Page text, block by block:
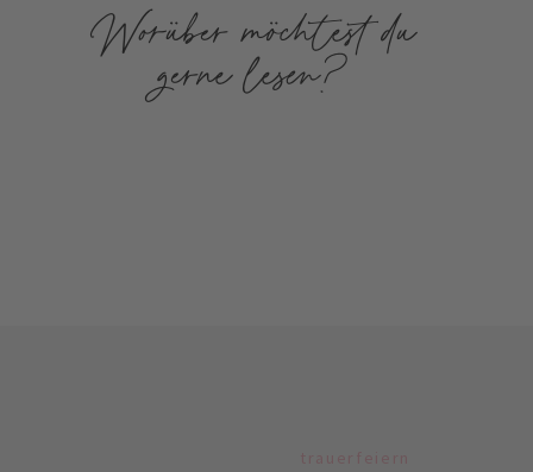
Worüber möchtest du
gerne lesen?